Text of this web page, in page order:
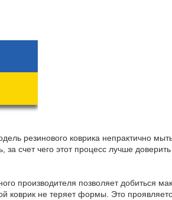
резинового коврика непрактично
счет чего этот процесс лучше
производителя позволяет добиться
коврик не теряет формы. Это